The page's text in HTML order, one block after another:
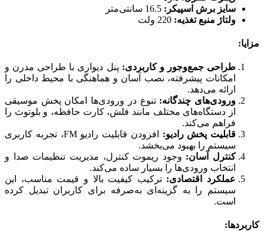
سایز برش اسپیکر:
ولتاژ منبع تغذیه:
مزایا:
طراحی جمع‌وجور و کاربردی: پنل دیواری با طراحی مدرن و
امکانات پیشرفته، نصب آسان و هماهنگی با محیط داخلی را
ارائه می‌دهد.
ورودی‌های چندگانه: تنوع در ورودی‌ها امکان پخش موسیقی
از دستگاه‌های مختلف مانند فلش، کارت حافظه، و بلوتوث را
فراهم می‌کند.
قابلیت پخش رادیو:
افزودن قابلیت رادیو FM، تجربه کاربری
سیستم را بهبود می‌بخشد.
کنترل آسان: وجود ریموت کنترل، مدیریت تنظیمات صدا و
انتخاب ورودی‌ها را بسیار ساده می‌کند.
عملکرد اقتصادی: ترکیب کیفیت بالا و قیمت مناسب، این
سیستم را به گزینه‌ای به‌صرفه برای کاربران تبدیل کرده
است.
کاربردها: